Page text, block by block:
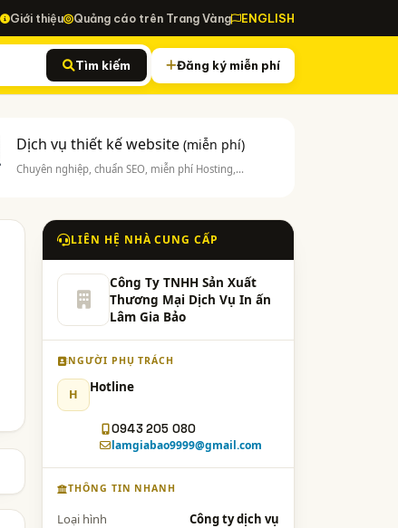
Giới thiệu Quảng cáo trên Trang Vàng ENGLISH
Tìm kiếm Đăng ký miễn phí
Dịch vụ thiết kế website (miễn phí)
Chuyên nghiệp, chuẩn SEO, miễn phí Hosting,...
LIÊN HỆ NHÀ CUNG CẤP
Công Ty TNHH Sản Xuất
Thương Mại Dịch Vụ In ấn
Lâm Gia Bảo
NGƯỜI PHỤ TRÁCH
H Hotline
0943 205 080
lamgiabao9999@gmail.com
THÔNG TIN NHANH
Loại hình
Công ty dịch vụ